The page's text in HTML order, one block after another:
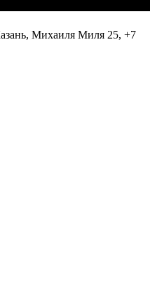
Михаиля Миля 25, +7